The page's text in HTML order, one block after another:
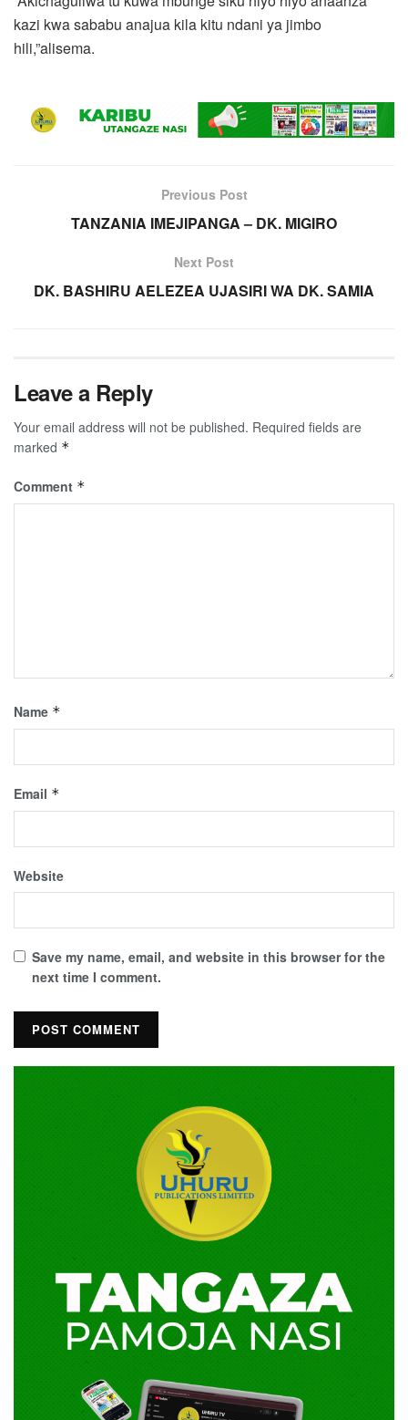
kazi kwa sababu anajua kila kitu ndani ya jimbo
hili,”alisema.
Previous Post
TANZANIA IMEJIPANGA – DK. MIGIRO
Next Post
DK. BASHIRU AELEZEA UJASIRI WA DK. SAMIA
Leave a Reply
Your email address will not be published. Required fields are
marked *
Comment *
Name *
Email *
Website
Save my name, email, and website in this browser for the
next time I comment.